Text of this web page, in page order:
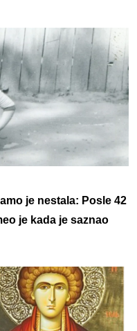
je nestala: Posle 42
je kada je saznao